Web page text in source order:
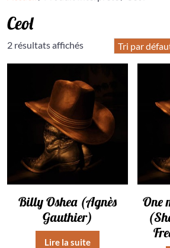
Ceol
2 résultats affichés
Billy Oshea (Agnès
Gauthier)
Lire la suite
One